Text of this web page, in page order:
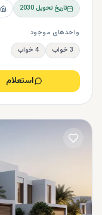
تاریخ تحویل2030
واحدهای موجود
3 خواب
4 خواب
استعلام